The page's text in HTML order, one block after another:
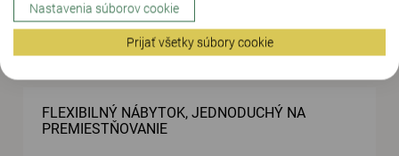
FLEXIBILNÝ NÁBYTOK, JEDNODUCHÝ NA
PREMIESTŇOVANIE
Nastavenia súborov cookie
Prijať všetky súbory cookie